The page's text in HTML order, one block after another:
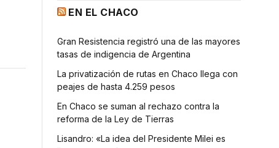
EN EL CHACO
Gran Resistencia registró una de las mayores
tasas de indigencia de Argentina
La privatización de rutas en Chaco llega con
peajes de hasta 4.259 pesos
En Chaco se suman al rechazo contra la
reforma de la Ley de Tierras
Lisandro: «La idea del Presidente Milei es